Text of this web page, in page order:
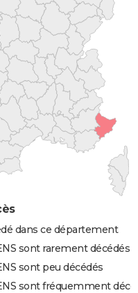
dans ce département
sont rarement décédés
sont peu décédés
sont fréquemment